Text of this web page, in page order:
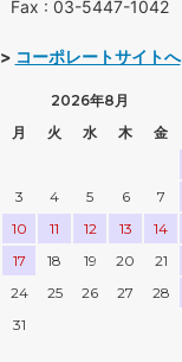
Fax : 03-5447-1042
> コーポレートサイトへ
2026年8月
月 火 水 木 金
3 4 5 6 7
10 11 12 13 14
17 18 19 20 21
24 25 26 27 28
31